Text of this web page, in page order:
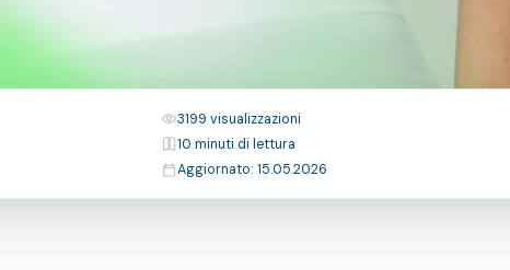
Visualizzazioni
3199 visualizzazioni
Tempo di lettura
10 minuti di lettura
Ultimo aggiornamento
Aggiornato: 15.05.2026